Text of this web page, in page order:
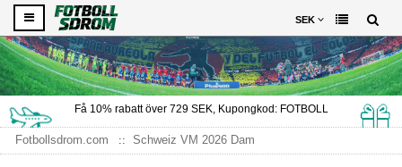
SEK
Få 10%rabatt över 729SEK, Kupongkod: FOTBOLL
Fotbollsdrom.com Schweiz VM 2026 Dam